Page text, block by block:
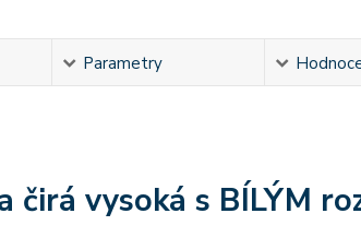
Parametry
čirá vysoká s BÍLÝM